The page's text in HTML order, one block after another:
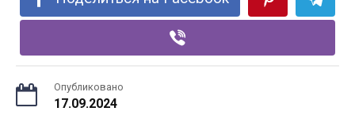
Опубликовано
17.09.2024